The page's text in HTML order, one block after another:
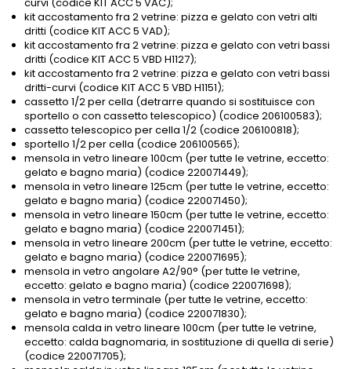
curvi (codice KIT ACC 5 VAC);
kit accostamento fra 2 vetrine: pizza e gelato con vetri alti
dritti (codice KIT ACC 5 VAD);
kit accostamento fra 2 vetrine: pizza e gelato con vetri bassi
dritti (codice KIT ACC 5 VBD H1127);
kit accostamento fra 2 vetrine: pizza e gelato con vetri bassi
dritti-curvi (codice KIT ACC 5 VBD H1151);
cassetto 1/2 per cella (detrarre quando si sostituisce con
sportello o con cassetto telescopico) (codice 206100583);
cassetto telescopico per cella 1/2 (codice 206100818);
sportello 1/2 per cella (codice 206100565);
mensola in vetro lineare 100cm (per tutte le vetrine, eccetto:
gelato e bagno maria) (codice 220071449);
mensola in vetro lineare 125cm (per tutte le vetrine, eccetto:
gelato e bagno maria) (codice 220071450);
mensola in vetro lineare 150cm (per tutte le vetrine, eccetto:
gelato e bagno maria) (codice 220071451);
mensola in vetro lineare 200cm (per tutte le vetrine, eccetto:
gelato e bagno maria) (codice 220071695);
mensola in vetro angolare A2/90° (per tutte le vetrine,
eccetto: gelato e bagno maria) (codice 220071698);
mensola in vetro terminale (per tutte le vetrine, eccetto:
gelato e bagno maria) (codice 220071830);
mensola calda in vetro lineare 100cm (per tutte le vetrine,
eccetto: calda bagnomaria, in sostituzione di quella di serie)
(codice 220071705);